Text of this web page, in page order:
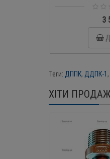
3
Теги: ДППК, ДДПК-1 ,
ХІТИ